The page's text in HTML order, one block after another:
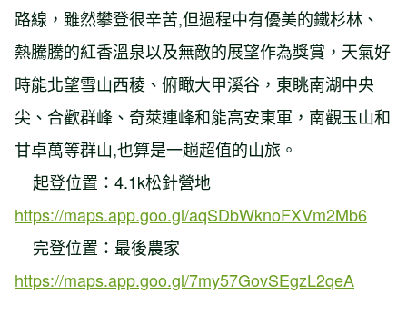
路線，雖然攀登很辛苦,但過程中有優美的鐵杉林、
熱騰騰的紅香溫泉以及無敵的展望作為獎賞，天氣好
時能北望雪山西稜、俯瞰大甲溪谷，東眺南湖中央
尖、合歡群峰、奇萊連峰和能高安東軍，南觀玉山和
甘卓萬等群山,也算是一趟超值的山旅。
起登位置：4.1k松針營地
https://maps.app.goo.gl/aqSDbWknoFXVm2Mb6
完登位置：最後農家
https://maps.app.goo.gl/7my57GovSEgzL2qeA